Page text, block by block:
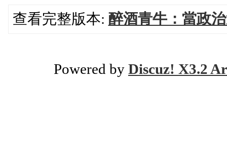
查看完整版本: 醉酒青牛：當政
Powered by Discuz! X3.2